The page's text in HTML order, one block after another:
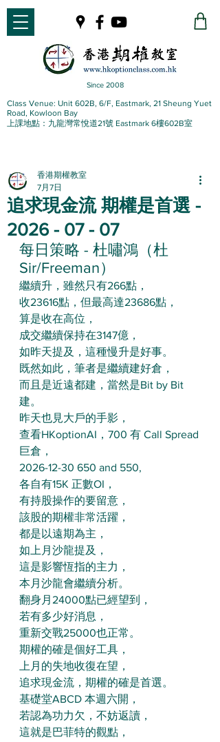
Since 2008
Class Venue: Unit 602B, 6/F, Eastmark, 21 Sheung Yuet
Road, Kowloon Bay
上課地點：九龍灣常悅道21號 Eastmark 6樓602B室
追求現金流 期權是首選 -
2026 - 07 - 07
香港期權教室
7月7日
每日策略 - 杜嘯鴻（杜
Sir/Freeman）
繼續升，雖然只有266點，
收23616點，但最高達23686點，
算是收在高位，
成交繼續保持在3147億，
如昨天提及，這種慢升是好事。
既然如此，筆者是繼續建好倉，
而且是近遠都建，當然是Bit by Bit
建。
昨天也見大戶的手影，
查看HKoptionAI，700 有 Call Spread
巨倉，
2026-12-30 650 and 550,
各自有15K 正數OI，
有持股操作的要留意，
該股的期權非常活躍，
都是以遠期為主，
如上月沙龍提及，
這是影響恆指的主力，
本月沙龍會繼續分析。
翻身月24000點已經望到，
若有多少好消息，
重新交戰25000也正常。
期權的確是個好工具，
上月的失地收復在望，
追求現金流，期權的確是首選。
基礎堂ABCD 本週六開，
若認為功力欠，不妨返讀，
這就是巴菲特的觀點，